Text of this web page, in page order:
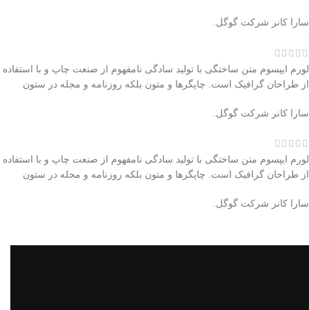
سارا کانر شرکت گوگل.
لورم ایپسوم متن ساختگی با تولید سادگی نامفهوم از صنعت چاپ و با استفاده
از طراحان گرافیک است. چاپگرها و متون بلکه روزنامه و مجله در ستون
سارا کانر شرکت گوگل.
لورم ایپسوم متن ساختگی با تولید سادگی نامفهوم از صنعت چاپ و با استفاده
از طراحان گرافیک است. چاپگرها و متون بلکه روزنامه و مجله در ستون
سارا کانر شرکت گوگل.